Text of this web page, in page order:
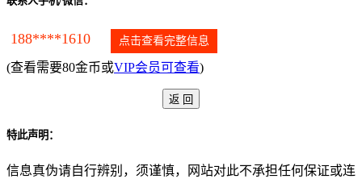
188****1610 点击查看完整信息
(查看需要80金币或VIP会员可查看)
特此声明：
信息真伪请自行辨别，须谨慎，网站对此不承担任何保证或连